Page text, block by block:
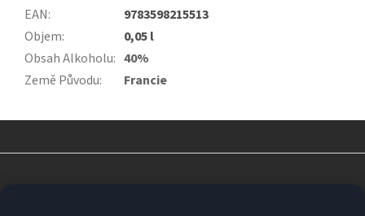
EAN:
9783598215513
Objem:
0,05 l
Obsah Alkoholu: 40%
Země Původu: Francie